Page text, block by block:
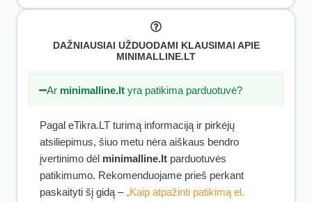
DAŽNIAUSIAI UŽDUODAMI KLAUSIMAI APIE
MINIMALLINE.LT
Ar minimalline.lt yra patikima parduotuvė?
Pagal eTikra.LT turimą informaciją ir pirkėjų
atsiliepimus, šiuo metu nėra aiškaus bendro
įvertinimo dėl minimalline.lt parduotuvės
patikimumo. Rekomenduojame prieš perkant
paskaityti šį gidą –„Kaip atpažinti patikimą el.